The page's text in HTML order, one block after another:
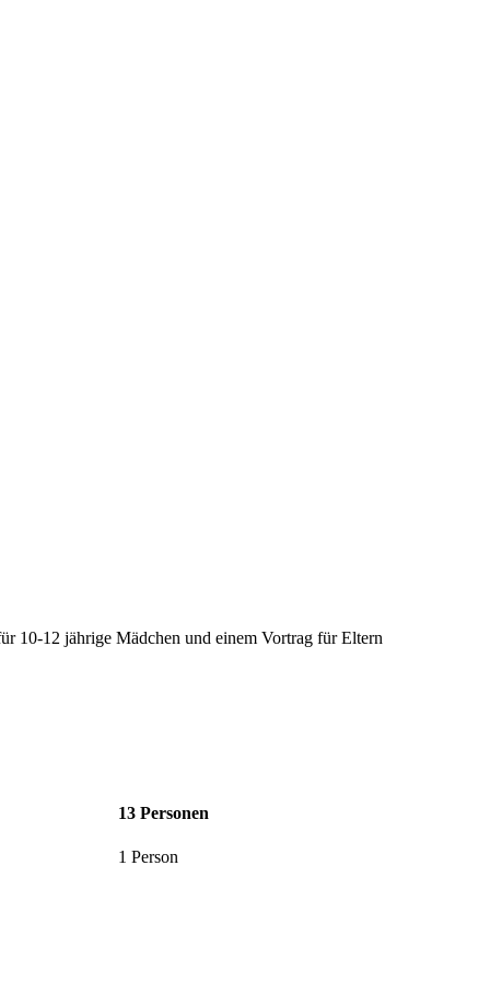
10-12 jährige Mädchen und einem Vortrag für Eltern
13 Personen
1 Person